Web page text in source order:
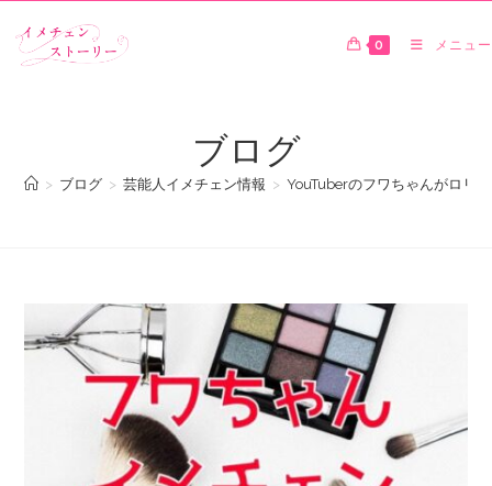
0 メニュー
ブログ
> ブログ > 芸能人イメチェン情報 > YouTuberのフワちゃんがロリ